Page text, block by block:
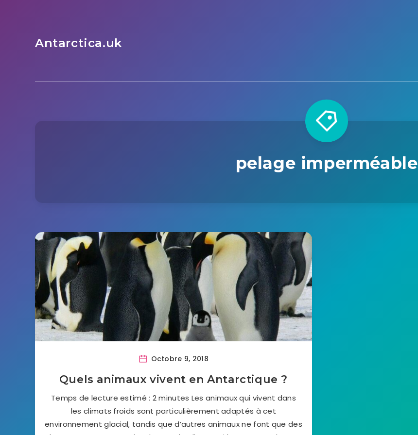
Antarctica.uk
pelage imperméable
Octobre 9, 2018
Quels animaux vivent en Antarctique ?
Temps de lecture estimé : 2 minutes Les animaux qui vivent dans
les climats froids sont particulièrement adaptés à cet
environnement glacial, tandis que d’autres animaux ne font que des